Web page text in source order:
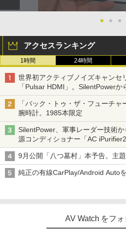
● ● ●
アクセスランキング
1時間 24時間
世界初アクティブノイズキャンセ
「Pulsar HDMI」。SilentPowerか
「バック・トゥ・ザ・フューチ
腕時計。1985本限定
SilentPower、軍事レーダー技術
源コンディショナー「AC iPurifier2
9月公開「八つ墓村」本予告。主
純正の有線CarPlay/Android Auto
AV Watch をフ